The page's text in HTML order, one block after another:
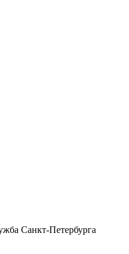
Санкт‑Петербурга